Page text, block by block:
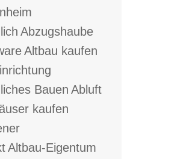
Abzugshaube
Altbau kaufen
Bauen Abluft
kaufen
Altbau-Eigentum